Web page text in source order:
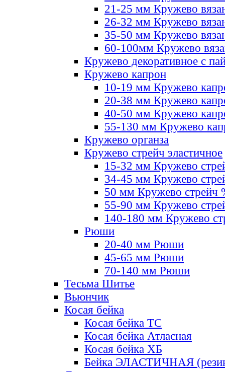
21-25 мм Кружево
26-32 мм Кружево
35-50 мм Кружево
60-100мм Кружево
Кружево декоративное с
Кружево капрон
10-19 мм Кружево
20-38 мм Кружево
40-50 мм Кружево
55-130 мм Кружево
Кружево органза
Кружево стрейч эластичное
15-32 мм Кружево
34-45 мм Кружево
50 мм Кружево стрейч
55-90 мм Кружево
140-180 мм Кружево
Рюши
20-40 мм Рюши
45-65 мм Рюши
70-140 мм Рюши
Тесьма Шитье
Вьюнчик
Косая бейка
Косая бейка ТС
Косая бейка Атласная
Косая бейка ХБ
Бейка ЭЛАСТИЧНАЯ